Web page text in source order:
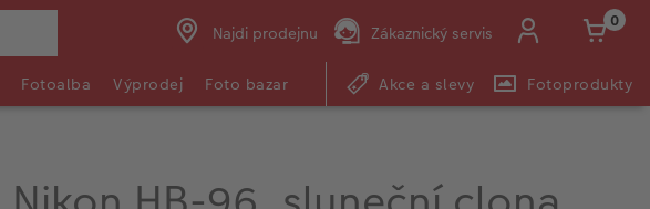
Najdi prodejnu Zákaznický servis
0
Fotoalba Výprodej Foto bazar Akce a slevy Fotoprodukty